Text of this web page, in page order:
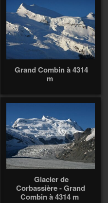
Grand Combin à 4314
m
Glacier de
Corbassière - Grand
Combin à 4314 m